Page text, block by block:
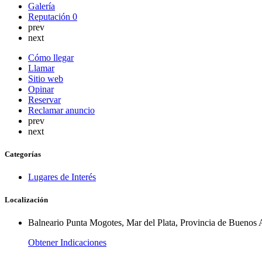
Galería
Reputación 0
prev
next
Cómo llegar
Llamar
Sitio web
Opinar
Reservar
Reclamar anuncio
prev
next
Categorías
Lugares de Interés
Localización
Balneario Punta Mogotes, Mar del Plata, Provincia de Buenos
Obtener Indicaciones